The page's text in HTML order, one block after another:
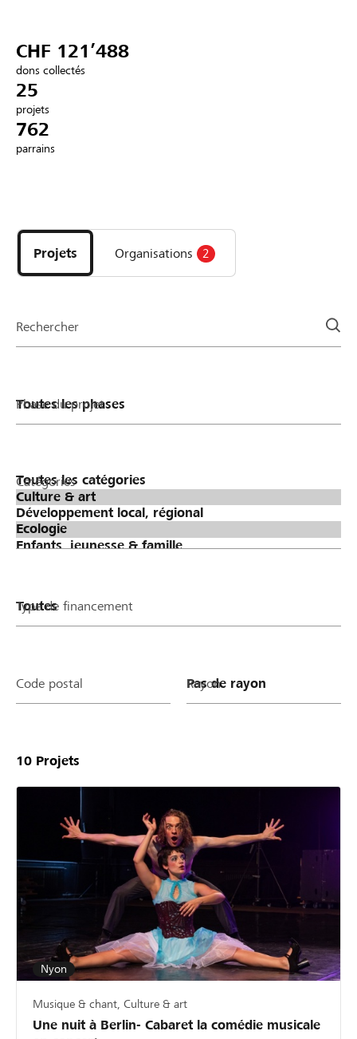
Se connecter
DE FR IT
CHF 121’488
dons collectés
25
projets
762
parrains
les
projets
et
la
Projets Organisations 2
Rechercher
Phase du projet
Catégories
Type de financement
Code postal Rayon
10 Projets
Nyon
Musique & chant, Culture & art
Une nuit à Berlin- Cabaret la comédie musicale